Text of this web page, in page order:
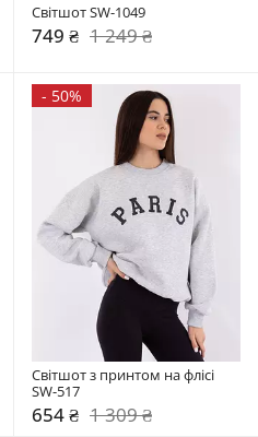
Світшот SW-1049
749 ₴ 1 249 ₴
- 50%
Світшот з принтом на флісі
SW-517
654 ₴ 1 309 ₴